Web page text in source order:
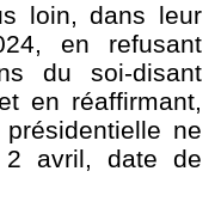
loin, dans leur
en refusant
du soi-disant
en réaffirmant,
ne
2 avril, date de